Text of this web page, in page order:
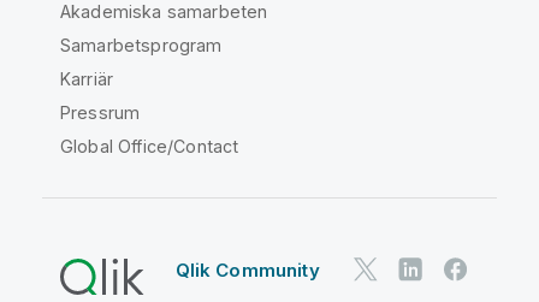
Akademiska samarbeten
Samarbetsprogram
Karriär
Pressrum
Global Office/Contact
Qlik Community